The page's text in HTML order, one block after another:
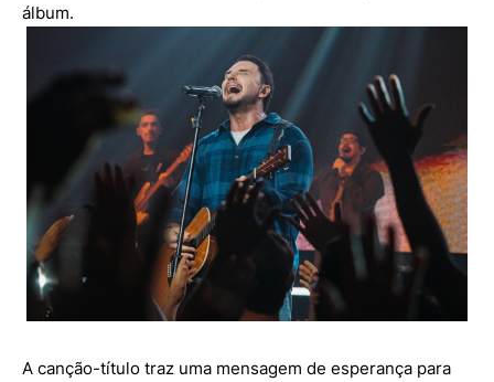
álbum.
A canção-título traz uma mensagem de esperança para